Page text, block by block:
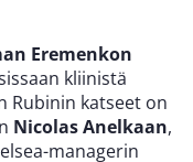
Eremenkon
kliinistä
Rubinin katseet on
Nicolas Anelkaan,
managerin